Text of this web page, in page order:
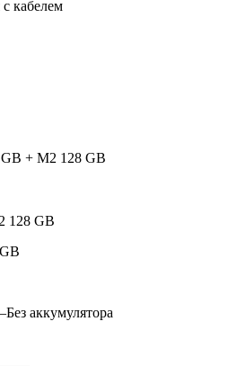
кабелем
+ M2 128 GB
128 GB
Без аккумулятора